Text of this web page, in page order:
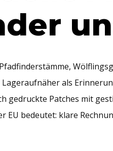
als
gedruckte Patches mit
EU bedeutet: klare